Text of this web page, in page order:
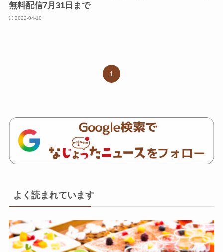
無料配信7月31日まで
2022-04-10
1
よく読まれています